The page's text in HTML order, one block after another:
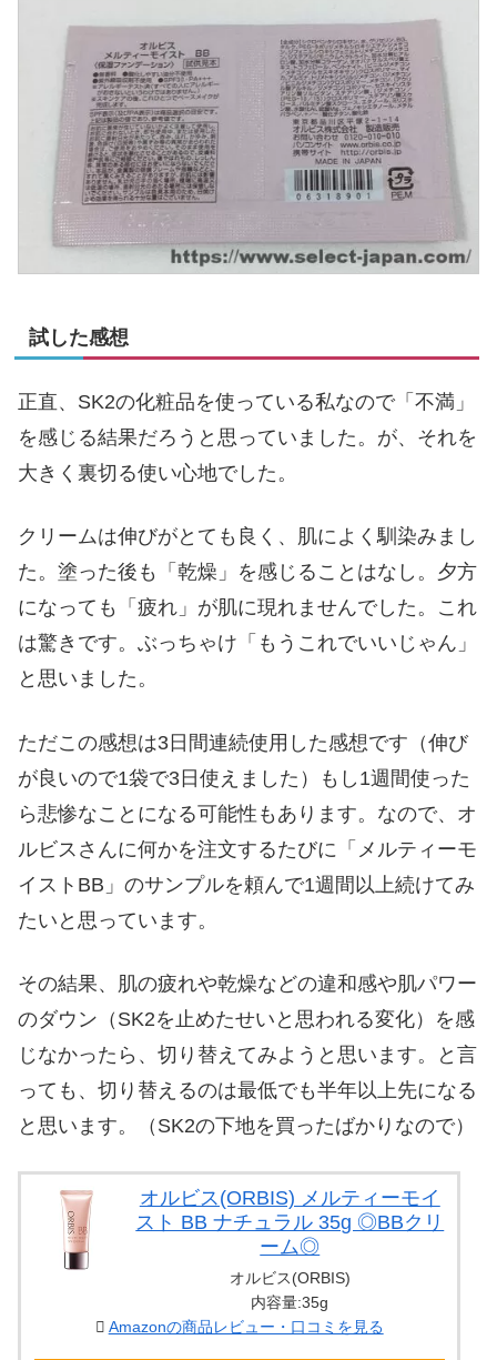
試した感想
正直、SK2の化粧品を使っている私なので「不満」
を感じる結果だろうと思っていました。が、それを
大きく裏切る使い心地でした。
クリームは伸びがとても良く、肌によく馴染みまし
た。塗った後も「乾燥」を感じることはなし。夕方
になっても「疲れ」が肌に現れませんでした。これ
は驚きです。ぶっちゃけ「もうこれでいいじゃん」
と思いました。
ただこの感想は3日間連続使用した感想です（伸び
が良いので1袋で3日使えました）もし1週間使った
ら悲惨なことになる可能性もあります。なので、オ
ルビスさんに何かを注文するたびに「メルティーモ
イストBB」のサンプルを頼んで1週間以上続けてみ
たいと思っています。
その結果、肌の疲れや乾燥などの違和感や肌パワー
のダウン（SK2を止めたせいと思われる変化）を感
じなかったら、切り替えてみようと思います。と言
っても、切り替えるのは最低でも半年以上先になる
と思います。（SK2の下地を買ったばかりなので）
オルビス(ORBIS) メルティーモイ
スト BB ナチュラル 35g ◎BBクリ
ーム◎
オルビス(ORBIS)
内容量:35g
Amazonの商品レビュー・口コミを見る